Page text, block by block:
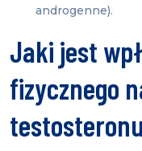
androgenne).
Jaki jest
fizycznego